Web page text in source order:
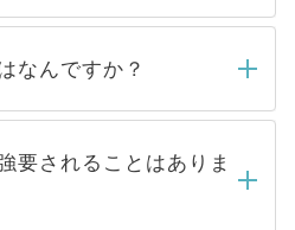
したら、弊社担当者がご
、その後メールもしくは
業日以内にはご連絡をせて
、しばらくお待ちくださ
なんですか？
で取り扱っている求人の
サイトからご覧いただ
人」です。非公開求人は
て、一般には公開してい
要されることはありま